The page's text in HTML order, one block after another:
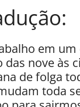
em
das nove às
de folga
toda